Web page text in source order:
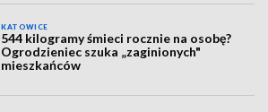
KATOWICE
544 kilogramy śmieci rocznie na osobę?
Ogrodzieniec szuka „zaginionych"
mieszkańców